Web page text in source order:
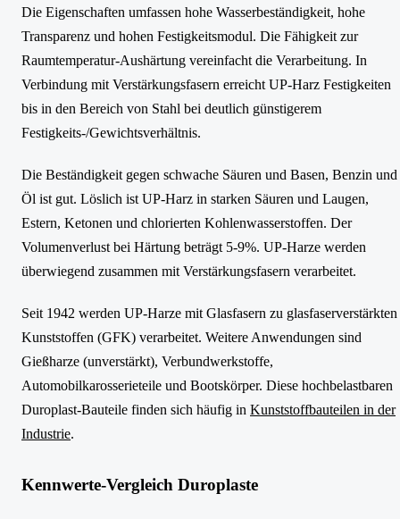
Die Eigenschaften umfassen hohe Wasserbeständigkeit, hohe
Transparenz und hohen Festigkeitsmodul. Die Fähigkeit zur
Raumtemperatur-Aushärtung vereinfacht die Verarbeitung. In
Verbindung mit Verstärkungsfasern erreicht UP-Harz Festigkeiten
bis in den Bereich von Stahl bei deutlich günstigerem
Festigkeits-/Gewichtsverhältnis.
Die Beständigkeit gegen schwache Säuren und Basen, Benzin und
Öl ist gut. Löslich ist UP-Harz in starken Säuren und Laugen,
Estern, Ketonen und chlorierten Kohlenwasserstoffen. Der
Volumenverlust bei Härtung beträgt 5-9%. UP-Harze werden
überwiegend zusammen mit Verstärkungsfasern verarbeitet.
Seit 1942 werden UP-Harze mit Glasfasern zu glasfaserverstärkten
Kunststoffen (GFK) verarbeitet. Weitere Anwendungen sind
Gießharze (unverstärkt), Verbundwerkstoffe,
Automobilkarosserieteile und Bootskörper. Diese hochbelastbaren
Duroplast-Bauteile finden sich häufig in Kunststoffbauteilen in der
Industrie.
Kennwerte-Vergleich Duroplaste